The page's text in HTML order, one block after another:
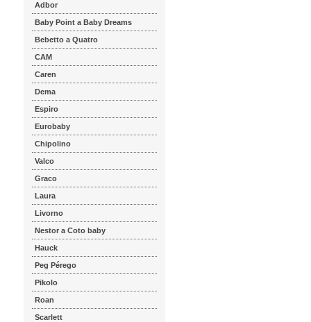
Adbor
Baby Point a Baby Dreams
Bebetto a Quatro
CAM
Caren
Dema
Espiro
Eurobaby
Chipolino
Valco
Graco
Laura
Livorno
Nestor a Coto baby
Hauck
Peg Pérego
Pikolo
Roan
Scarlett